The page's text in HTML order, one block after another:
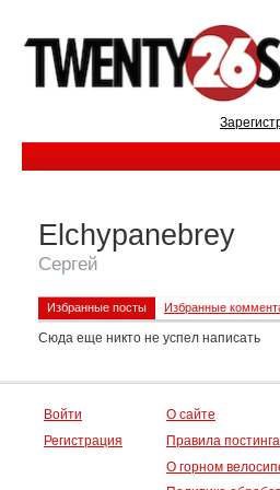
Elchypanebrey
Сергей
Избранные посты Избранные
Сюда еще никто не успел написать
Войти
Регистрация
О сайте
Правила постинга
О горном